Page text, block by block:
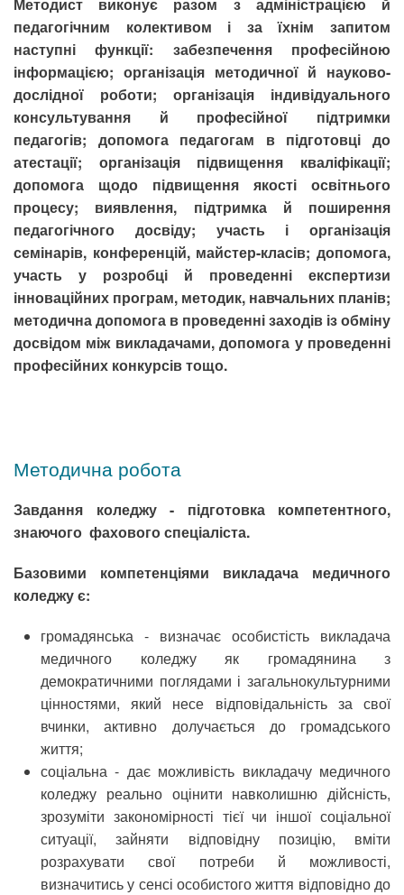
педагогічним колективом і за їхнім запитом
наступні функції: забезпечення професійною
інформацією; організація методичної й науково-
дослідної роботи; організація індивідуального
консультування й професійної підтримки
педагогів; допомога педагогам в підготовці до
атестації; організація підвищення кваліфікації;
допомога щодо підвищення якості освітнього
процесу; виявлення, підтримка й поширення
педагогічного досвіду; участь і організація
семінарів, конференцій, майстер-класів; допомога,
участь у розробці й проведенні експертизи
інноваційних програм, методик, навчальних планів;
методична допомога в проведенні заходів із обміну
досвідом між викладачами, допомога у проведенні
професійних конкурсів тощо.
Методична робота
Завдання коледжу - підготовка компетентного,
знаючого фахового спеціаліста.
Базовими компетенціями викладача медичного
коледжу є:
громадянська - визначає особистість ви­кладача
медичного коледжу як громадянина з
демократичними поглядами і загальнокультурними
цінностями, який несе відповідальність за свої
вчинки, активно долучається до громад­ського
життя;
соціальна - дає можливість викладачу ме­дичного
коледжу реально оцінити навколишню дійсність,
зрозуміти закономірності тієї чи іншої соціальної
ситуації, зайняти відповідну позицію, вміти
розрахувати свої потреби й можливості,
визначитись у сенсі особистого життя відповідно до